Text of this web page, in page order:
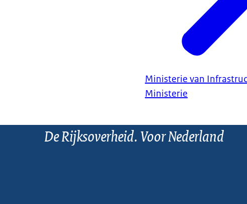
Ministerie van
Ministerie
De Rijksoverheid. Voor Nederland